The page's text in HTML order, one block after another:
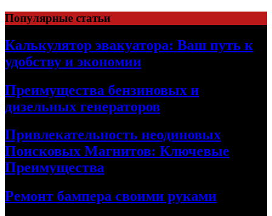
Skip
to
content
Популярные статьи
Калькулятор эвакуатора: Ваш путь к
удобству и экономии
Преимущества бензиновых и
дизельных генераторов
Привлекательность неодиновых
Поисковых Магнитов: Ключевые
Преимущества
Ремонт бампера своими руками